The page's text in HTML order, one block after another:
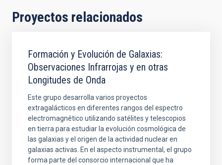
Proyectos relacionados
Formación y Evolución de Galaxias:
Observaciones Infrarrojas y en otras
Longitudes de Onda
Este grupo desarrolla varios proyectos
extragalácticos en diferentes rangos del espectro
electromagnético utilizando satélites y telescopios
en tierra para estudiar la evolución cosmológica de
las galaxias y el origen de la actividad nuclear en
galaxias activas. En el aspecto instrumental, el grupo
forma parte del consorcio internacional que ha